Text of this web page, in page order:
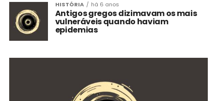
HISTÓRIA há 6 anos
Antigos gregos dizimavam os mais
vulneráveis quando haviam
epidemias